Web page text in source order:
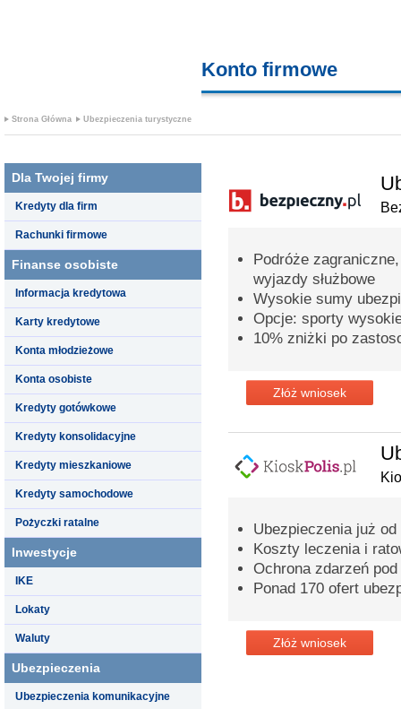
Konto firmowe
Strona Główna Ubezpieczenia turystyczne
Dla Twojej firmy
Kredyty dla firm
Rachunki firmowe
Finanse osobiste
Informacja kredytowa
Karty kredytowe
Konta młodzieżowe
Konta osobiste
Kredyty gotówkowe
Kredyty konsolidacyjne
Kredyty mieszkaniowe
Kredyty samochodowe
Pożyczki ratalne
Inwestycje
IKE
Lokaty
Waluty
Ubezpieczenia
Ubezpieczenia komunikacyjne
Podróże
wyjazdy służbowe
Wysokie sumy
Opcje: sporty
10% zniżki po
Złóż wniosek
Ubezpieczenia już od
Koszty leczenia i
Ochrona zdarzeń pod
Ponad 170 ofert
Złóż wniosek